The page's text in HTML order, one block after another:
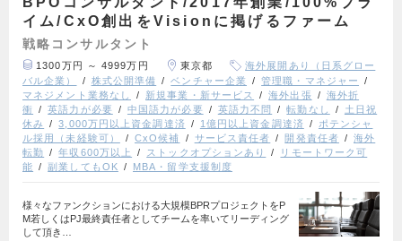
イム/CxO創出をVisionに掲げるファーム
戦略コンサルタント
1300万円 ～ 4999万円 東京都
海外展開あり（日系グロー
バル企業）
株式公開準備 ベンチャー企業
管理職・マネジャー
マネジメント業務なし
新規事業・新サービス 海外出張
海外折
衝
英語力が必要 中国語力が必要 英語力不問 転勤なし
土日祝
休み
3,000万円以上資金調達済 1億円以上資金調達済
ポテンシャ
ル採用（未経験可）
CxO候補 サービス責任者 開発責任者
海外
転勤
年収600万以上 ストックオプションあり
リモートワーク可
能
副業してもOK MBA・留学支援制度
様々なファンクションにおける大規模BPRプロジェクトをP
M若しくはPJ最終責任者としてチームを率いてリーディング
して頂き…